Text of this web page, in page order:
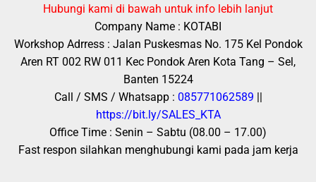
Hubungi kami di bawah untuk info lebih lanjut
Company Name : KOTABI
Workshop Adrress : Jalan Puskesmas No. 175 Kel Pondok
Aren RT 002 RW 011 Kec Pondok Aren Kota Tang – Sel,
Banten 15224
Call / SMS / Whatsapp : 085771062589
https://bit.ly/SALES_KTA
Office Time : Senin – Sabtu (08.00 – 17.00)
Fast respon silahkan menghubungi kami pada jam kerja